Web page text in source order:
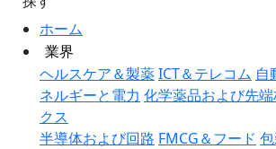
ホーム
業界
ヘルスケア＆製薬ICT＆テレコム 自
ネルギーと電力 化学薬品および先
クス
半導体および回路 FMCG＆フード